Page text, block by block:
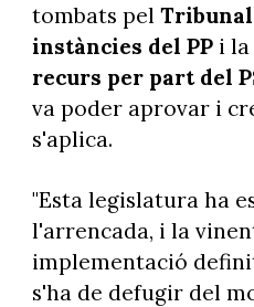
tombats pel
instàncies del PPi la
recurs per part del
va poder aprovar i
s'aplica.
"Esta legislatura ha
l'arrencada, i la
implementació
s'ha de defugir del